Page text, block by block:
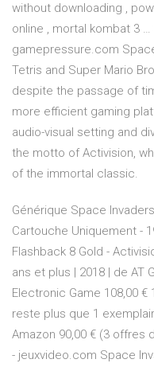
without downloading ,
online , mortal kombat 3 …
gamepressure.com
Tetris and Super Mario
despite the passage of
more efficient gaming
audio-visual setting and
the motto of Activision,
of the immortal classic.
Générique Space
Cartouche Uniquement -
Flashback 8 Gold -
ans et plus | 2018 | de AT
Electronic Game 108,00 €
reste plus que 1
Amazon 90,00 € (3 offres
- jeuxvideo.com Space